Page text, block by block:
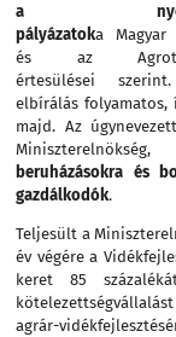
a
pályázatoka Magyar
és az
értesülései
elbírálás folyamatos,
majd. Az
beruházásokra és
gazdálkodók.
Teljesült a
év végére a
keret 85
agrár-